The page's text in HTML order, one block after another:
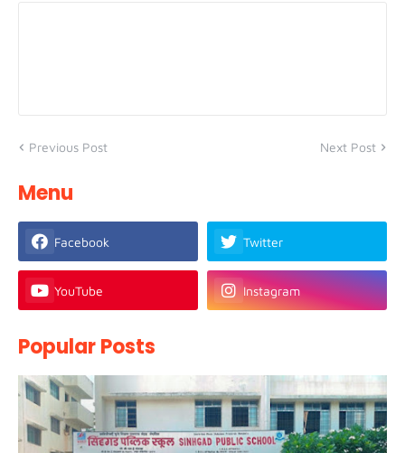
Previous Post Next Post
Menu
Facebook Twitter
YouTube Instagram
Popular Posts